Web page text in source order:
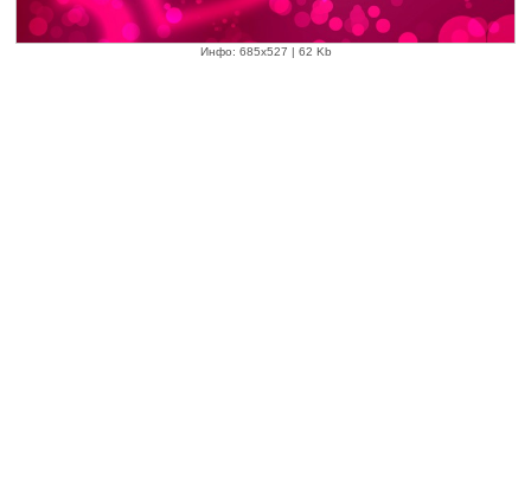
Инфо: 685х527 | 62 Kb